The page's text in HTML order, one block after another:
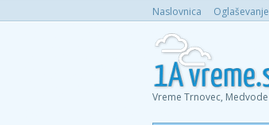
Naslovnica Oglaševanje
Vreme Trnovec, Medvode